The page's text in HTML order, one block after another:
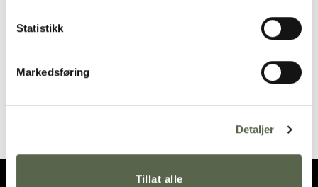
Statistikk
Markedsføring
Detaljer
Tillat alle
GOA Black-Steel Serving
GOA Grey-Gold
655,00kr